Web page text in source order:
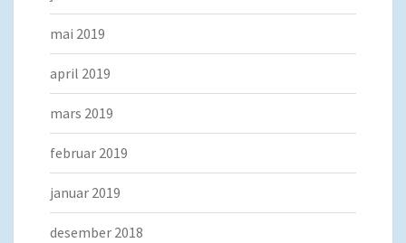
mai 2019
april 2019
mars 2019
februar 2019
januar 2019
desember 2018